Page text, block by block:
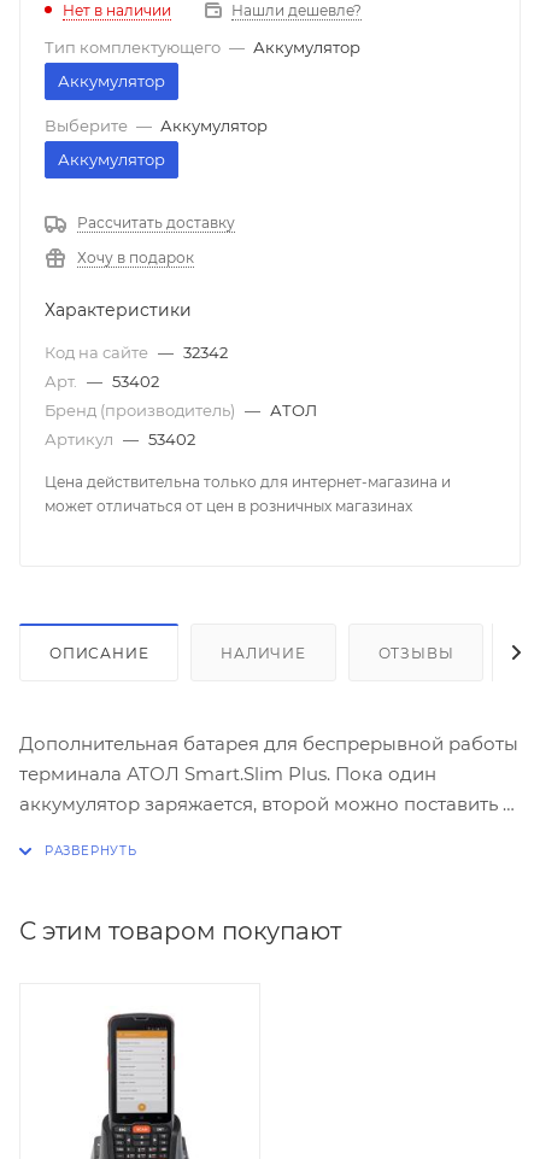
Нет в наличии Нашли дешевле?
Тип комплектующего — Аккумулятор
Аккумулятор
Выберите — Аккумулятор
Аккумулятор
Рассчитать доставку
Хочу в подарок
Характеристики
Код на сайте — 32342
Арт. — 53402
Бренд (производитель) — АТОЛ
Артикул — 53402
Цена действительна только для интернет-магазина и
может отличаться от цен в розничных магазинах
ОПИСАНИЕ НАЛИЧИЕ ОТЗЫВЫ
Дополнительная батарея для беспрерывной работы
терминала АТОЛ Smart.Slim Plus. Пока один
аккумулятор заряжается, второй можно поставить в
С этим товаром покупают